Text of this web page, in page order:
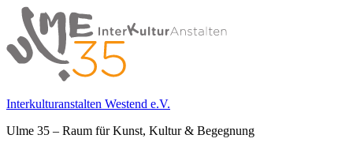
Springe
zum
Inhalt
Interkulturanstalten Westend e.V.
Ulme 35 – Raum für Kunst, Kultur & Begegnung